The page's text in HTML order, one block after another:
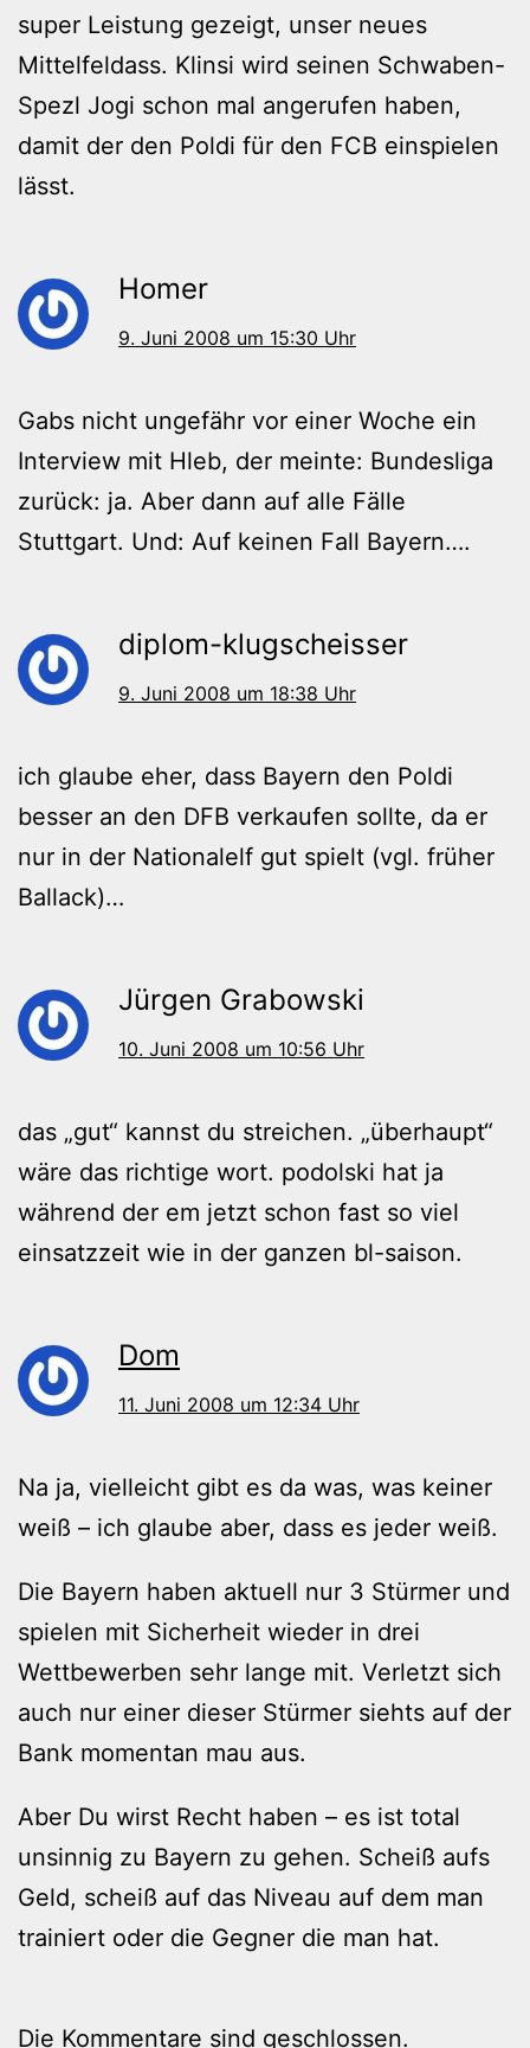
super Leistung gezeigt, unser neues
Mittelfeldass. Klinsi wird seinen Schwaben-
Spezl Jogi schon mal angerufen haben,
damit der den Poldi für den FCB einspielen
lässt.
Homer
9. Juni 2008 um 15:30 Uhr
Gabs nicht ungefähr vor einer Woche ein
Interview mit Hleb, der meinte: Bundesliga
zurück: ja. Aber dann auf alle Fälle
Stuttgart. Und: Auf keinen Fall Bayern….
diplom-klugscheisser
9. Juni 2008 um 18:38 Uhr
ich glaube eher, dass Bayern den Poldi
besser an den DFB verkaufen sollte, da er
nur in der Nationalelf gut spielt (vgl. früher
Ballack)…
Jürgen Grabowski
10. Juni 2008 um 10:56 Uhr
das „gut“ kannst du streichen. „überhaupt“
wäre das richtige wort. podolski hat ja
während der em jetzt schon fast so viel
einsatzzeit wie in der ganzen bl-saison.
Dom
11. Juni 2008 um 12:34 Uhr
Na ja, vielleicht gibt es da was, was keiner
weiß – ich glaube aber, dass es jeder weiß.
Die Bayern haben aktuell nur 3 Stürmer und
spielen mit Sicherheit wieder in drei
Wettbewerben sehr lange mit. Verletzt sich
auch nur einer dieser Stürmer siehts auf der
Bank momentan mau aus.
Aber Du wirst Recht haben – es ist total
unsinnig zu Bayern zu gehen. Scheiß aufs
Geld, scheiß auf das Niveau auf dem man
trainiert oder die Gegner die man hat.
Die Kommentare sind geschlossen.